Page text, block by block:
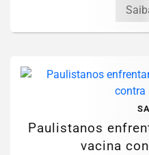
Paulistanos
vacina